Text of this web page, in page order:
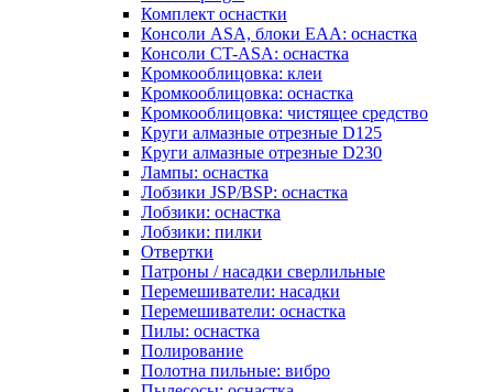
Комплект оснастки
Консоли ASA, блоки EAA: оснастка
Консоли CT-ASA: оснастка
Кромкооблицовка: клеи
Кромкооблицовка: оснастка
Кромкооблицовка: чистящее средство
Круги алмазные отрезные D125
Круги алмазные отрезные D230
Лампы: оснастка
Лобзики JSP/BSP: оснастка
Лобзики: оснастка
Лобзики: пилки
Отвертки
Патроны / насадки сверлильные
Перемешиватели: насадки
Перемешиватели: оснастка
Пилы: оснастка
Полирование
Полотна пильные: вибро